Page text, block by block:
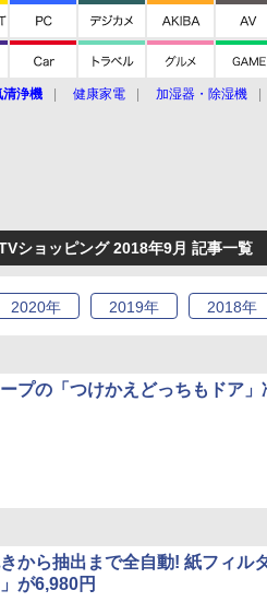
清浄機 健康家電 加湿器・除湿機
ショッピング 2018年9月 記事一覧
2020年 2019年 2018年
プの「つけかえどっちもドア
から抽出まで全自動! 紙フィル
が6,980円